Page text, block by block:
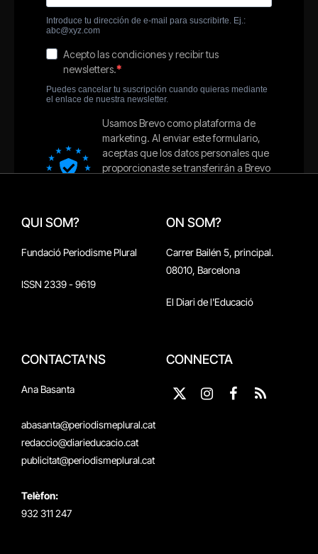
QUI SOM?
Fundació Periodisme Plural
ISSN 2339 - 9619
ON SOM?
Carrer Bailén 5, principal.
08010, Barcelona
El Diari de l'Educació
CONTACTA'NS
Ana Basanta
abasanta@periodismeplural.cat
redaccio@diarieducacio.cat
publicitat@periodismeplural.cat
Telèfon:
932 311 247
CONNECTA
X
Instagram
Facebook
RSS